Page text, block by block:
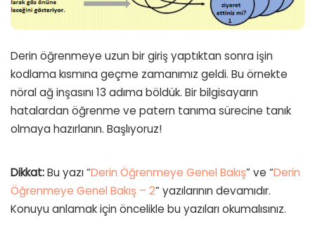
Derin öğrenmeye uzun bir giriş yaptıktan sonra işin
kodlama kısmına geçme zamanımız geldi. Bu örnekte
nöral ağ inşasını 13 adıma böldük. Bir bilgisayarın
hatalardan öğrenme ve patern tanıma sürecine tanık
olmaya hazırlanın. Başlıyoruz!
Dikkat:Bu yazı “Derin Öğrenmeye Genel Bakış” ve “Derin
Öğrenmeye Genel Bakış – 2” yazılarının devamıdır.
Konuyu anlamak için öncelikle bu yazıları okumalısınız.